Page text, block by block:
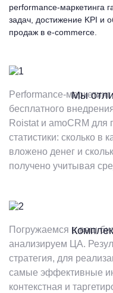
performance-маркетинга
задач, достижение KPI и
продаж в e-commerce.
Мы
Performance-
бесплатного
Roistat и amoCRM для
статистики: сколько в
вложено денег и
получено учитывая
Погружаемся в ваш
анализируем ЦА.
стратегия, для
самые эффективные
контекстная и